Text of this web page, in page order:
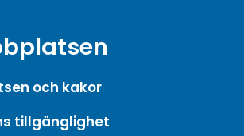
och kakor
tillgänglighet